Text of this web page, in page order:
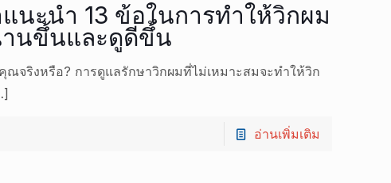
นะนำ 13 ข้อในการทำให้วิกผม
นขึ้นและดูดีขึ้น
จริงหรือ? การดูแลรักษาวิกผมที่ไม่เหมาะสมจะทำให้วิก
อ่านเพิ่มเติม